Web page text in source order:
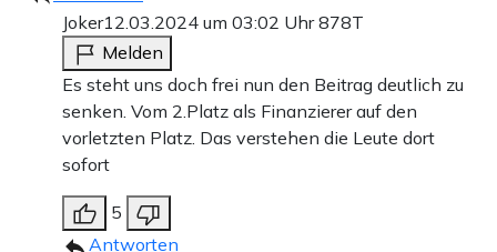
Joker12.03.2024 um 03:02 Uhr878T
Melden
Es steht uns doch frei nun den Beitrag deutlich zu
senken. Vom 2.Platz als Finanzierer auf den
vorletzten Platz. Das verstehen die Leute dort
sofort
5
Antworten